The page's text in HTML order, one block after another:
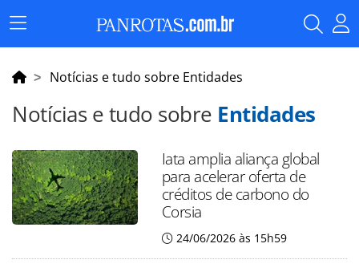
Menu
Principal
Notícias e tudo sobre Entidades
Notícias e tudo sobre Entidades
Iata amplia aliança global
para acelerar oferta de
créditos de carbono do
Corsia
24/06/2026 às 15h59